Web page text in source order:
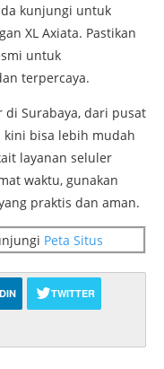
kunjungi untuk
XL Axiata. Pastikan
untuk
terpercaya.
di Surabaya, dari pusat
kini bisa lebih mudah
layanan seluler
waktu, gunakan
praktis dan aman.
Peta Situs
TWITTER